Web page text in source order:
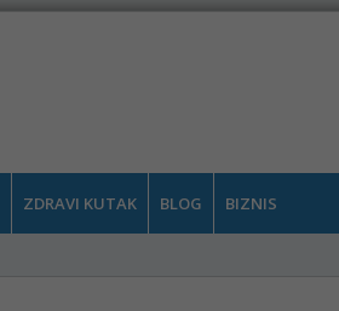
ZDRAVI KUTAK BLOG BIZNIS